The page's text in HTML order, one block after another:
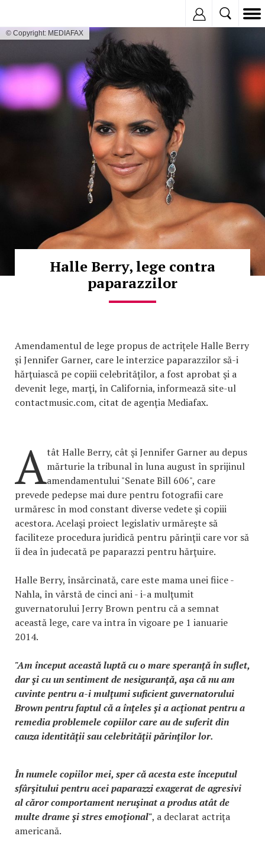
© Copyright: MEDIAFAX
Halle Berry, lege contra
paparazzilor
Amendamentul de lege propus de actrițele Halle Berry
și Jennifer Garner, care le interzice paparazzilor să-i
hărţuiască pe copiii celebrităţilor, a fost aprobat şi a
devenit lege, marţi, în California, informează site-ul
contactmusic.com, citat de agenția Mediafax.
Atât Halle Berry, cât şi Jennifer Garner au depus
mărturie la tribunal în luna august în sprijinul
amendamentului "Senate Bill 606", care
prevede pedepse mai dure pentru fotografii care
urmăresc în mod constant diverse vedete şi copiii
acestora. Acelaşi proiect legislativ urmăreşte să
faciliteze procedura juridică pentru părinţii care vor să
îi dea în judecată pe paparazzi pentru hărţuire.
Halle Berry, însărcinată, care este mama unei fiice -
Nahla, în vârstă de cinci ani - i-a mulţumit
guvernatorului Jerry Brown pentru că a semnat
această lege, care va intra în vigoare pe 1 ianuarie
2014.
"Am început această luptă cu o mare speranţă în suflet,
dar şi cu un sentiment de nesiguranţă, aşa că nu am
cuvinte pentru a-i mulţumi suficient guvernatorului
Brown pentru faptul că a înţeles şi a acţionat pentru a
remedia problemele copiilor care au de suferit din
cauza identităţii sau celebrităţii părinţilor lor.
În numele copiilor mei, sper că acesta este începutul
sfârşitului pentru acei paparazzi exagerat de agresivi
al căror comportament neruşinat a produs atât de
multe drame şi stres emoţional", a declarat actriţa
americană.